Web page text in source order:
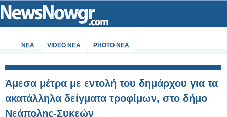
ΝΕΑ VIDEO NEA PHOTO NEA
Άμεσα μέτρα με εντολή του δημάρχου για τα
ακατάλληλα δείγματα τροφίμων, στο δήμο
Νεάπολης-Συκεών